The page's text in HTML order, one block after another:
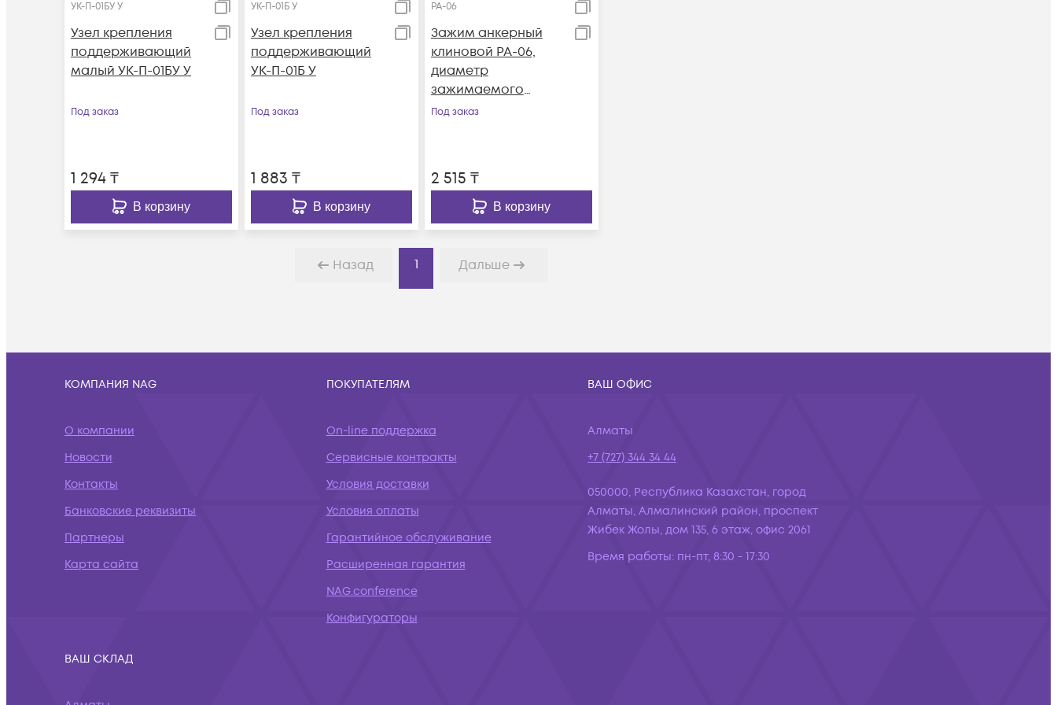
УК-П-01БУ У
Узел крепления
поддерживающий
малый УК-П-01БУ У
Под заказ
1 294₸
В корзину
УК-П-01Б У
Узел крепления
поддерживающий
УК-П-01Б У
Под заказ
1 883 ₸
В корзину
PA-06
Зажим анкерный
клиновой PA-06,
диаметр
зажимаемого
элемента 3-6 мм
Под заказ
2 515 ₸
В корзину
Назад 1 Дальше
КОМПАНИЯ NAG
О компании
Новости
Контакты
Банковские реквизиты
Партнеры
Карта сайта
ПОКУПАТЕЛЯМ
On-line поддержка
Сервисные контракты
Условия доставки
Условия оплаты
Гарантийное обслуживание
Расширенная гарантия
NAG.conference
Конфигураторы
ВАШ ОФИС
Алматы
+7 (727) 344 34 44
050000, Республика Казахстан, город
Алматы, Алмалинский район, проспект
Жибек Жолы, дом 135, 6 этаж, офис 2061
Время работы: пн-пт, 8:30 - 17:30
ВАШ СКЛАД